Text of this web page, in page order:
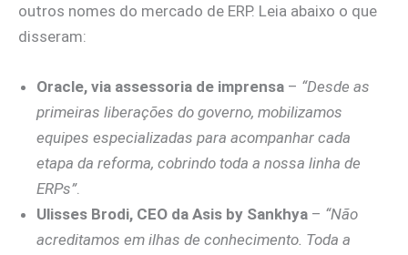
outros nomes do mercado de ERP. Leia abaixo o que
disseram:
Oracle, via assessoria de imprensa – “Desde as
primeiras liberações do governo, mobilizamos
equipes especializadas para acompanhar cada
etapa da reforma, cobrindo toda a nossa linha de
ERPs”.
Ulisses Brodi, CEO da Asis by Sankhya – “Não
acreditamos em ilhas de conhecimento. Toda a